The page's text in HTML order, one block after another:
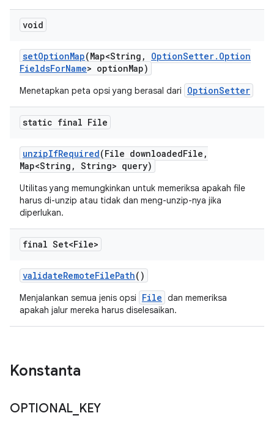
void
setOptionMap(Map<String , OptionSetter. Option
FieldsForName> optionMap)
Menetapkan peta opsi yang berasal dari OptionSetter
static final File
unzipIfRequired(File downloadedFile ,
Map<String , String> query)
Utilitas yang memungkinkan untuk memeriksa apakah file
harus di-unzip atau tidak dan meng-unzip-nya jika
diperlukan.
final Set<File>
validateRemoteFilePath()
Menjalankan semua jenis opsi File dan memeriksa
apakah jalur mereka harus diselesaikan.
Konstanta
OPTIONAL KEY